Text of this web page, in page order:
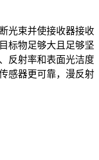
光束并使接收器接收
标物足够大且足够坚
反射率和表面光洁度
感器更可靠，漫反射